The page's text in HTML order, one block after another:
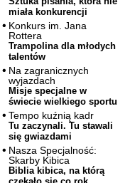
miała konkurencji
Konkurs im. Jana
Rottera
Trampolina dla młodych
talentów
Na zagranicznych
wyjazdach
Misje specjalne w
świecie wielkiego sportu
Tempo kuźnią kadr
Tu zaczynali. Tu stawali
się gwiazdami
Nasza Specjalność:
Skarby Kibica
Biblia kibica, na którą